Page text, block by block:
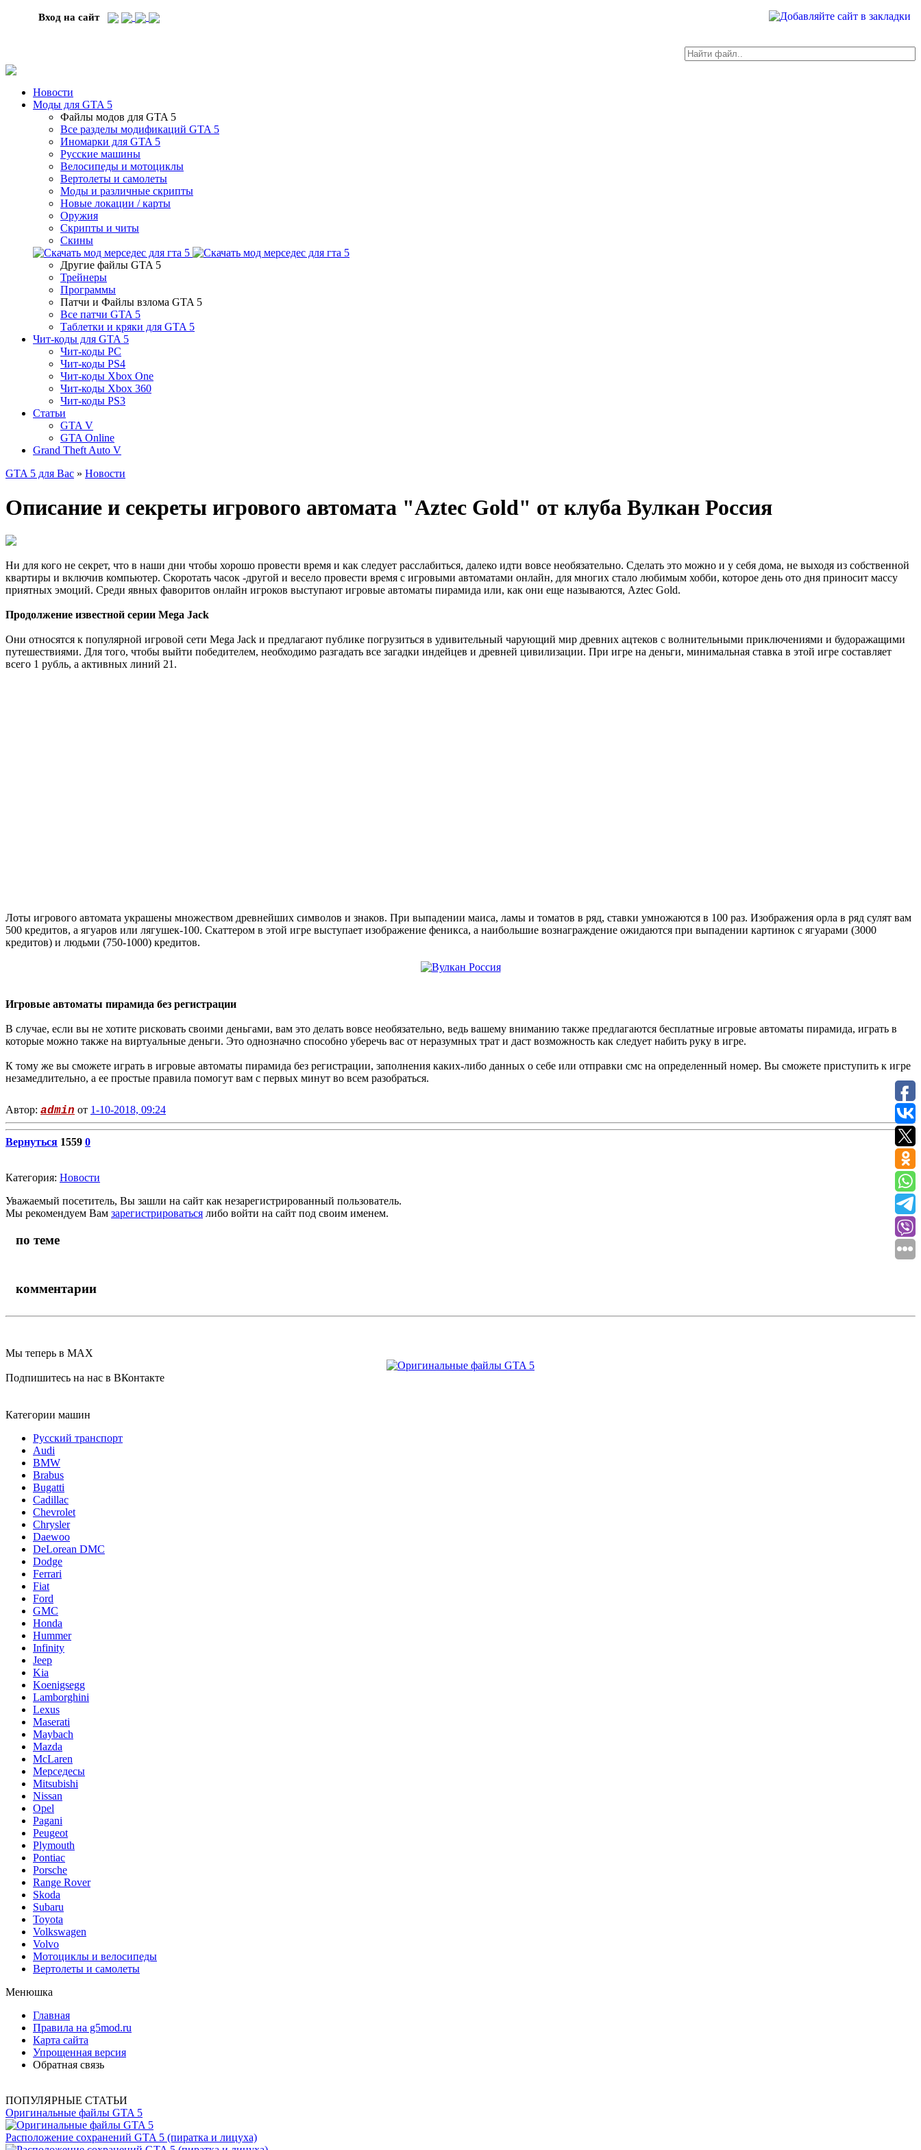
Вход на сайт
Новости
Моды для GTA 5
Файлы модов для GTA 5
Все разделы модификаций GTA 5
Иномарки для GTA 5
Русские машины
Велосипеды и мотоциклы
Вертолеты и самолеты
Моды и различные скрипты
Новые локации / карты
Оружия
Скрипты и читы
Скины
Другие файлы GTA 5
Трейнеры
Программы
Патчи и Файлы взлома GTA 5
Все патчи GTA 5
Таблетки и кряки для GTA 5
Чит-коды для GTA 5
Чит-коды PC
Чит-коды PS4
Чит-коды Xbox One
Чит-коды Xbox 360
Чит-коды PS3
Статьи
GTA V
GTA Online
Grand Theft Auto V
GTA 5 для Вас » Новости
Описание и секреты игрового автомата "Aztec Gold" от клуба Вулкан Россия
Ни для кого не секрет, что в наши дни чтобы хорошо провести время и как следует расслабиться, далеко идти вовсе необязательно. Сделать это можно и у себя дома, не выходя из собственной
квартиры и включив компьютер. Скоротать часок -другой и весело провести время с игровыми автоматами онлайн, для многих стало любимым хобби, которое день ото дня приносит массу
приятных эмоций. Среди явных фаворитов онлайн игроков выступают игровые автоматы пирамида или, как они еще называются, Aztec Gold.
Продолжение известной серии Mega Jack
Они относятся к популярной игровой сети Mega Jack и предлагают публике погрузиться в удивительный чарующий мир древних ацтеков с волнительными приключениями и будоражащими
путешествиями. Для того, чтобы выйти победителем, необходимо разгадать все загадки индейцев и древней цивилизации. При игре на деньги, минимальная ставка в этой игре составляет
всего 1 рубль, а активных линий 21.
Лоты игрового автомата украшены множеством древнейших символов и знаков. При выпадении маиса, ламы и томатов в ряд, ставки умножаются в 100 раз. Изображения орла в ряд сулят вам
500 кредитов, а ягуаров или лягушек-100. Скаттером в этой игре выступает изображение феникса, а наибольшие вознаграждение ожидаются при выпадении картинок с ягуарами (3000
кредитов) и людьми (750-1000) кредитов.
Игровые автоматы пирамида без регистрации
В случае, если вы не хотите рисковать своими деньгами, вам это делать вовсе необязательно, ведь вашему вниманию также предлагаются бесплатные игровые автоматы пирамида, играть в
которые можно также на виртуальные деньги. Это однозначно способно уберечь вас от неразумных трат и даст возможность как следует набить руку в игре.
К тому же вы сможете играть в игровые автоматы пирамида без регистрации, заполнения каких-либо данных о себе или отправки смс на определенный номер. Вы сможете приступить к игре
незамедлительно, а ее простые правила помогут вам с первых минут во всем разобраться.
Автор: admin от 1-10-2018, 09:24
Вернуться 1559 0
Категория: Новости
Уважаемый посетитель, Вы зашли на сайт как незарегистрированный пользователь.
Мы рекомендуем Вам зарегистрироваться либо войти на сайт под своим именем.
по теме
комментарии
Мы теперь в MAX
Подпишитесь на нас в ВКонтакте
Категории машин
Русский транспорт
Audi
BMW
Brabus
Bugatti
Cadillac
Chevrolet
Chrysler
Daewoo
DeLorean DMC
Dodge
Ferrari
Fiat
Ford
GMC
Honda
Hummer
Infinity
Jeep
Kia
Koenigsegg
Lamborghini
Lexus
Maserati
Maybach
Mazda
McLaren
Мерседесы
Mitsubishi
Nissan
Opel
Pagani
Peugeot
Plymouth
Pontiac
Porsche
Range Rover
Skoda
Subaru
Toyota
Volkswagen
Volvo
Мотоциклы и велосипеды
Вертолеты и самолеты
Менюшка
Главная
Правила на g5mod.ru
Карта сайта
Упрощенная версия
Обратная связь
ПОПУЛЯРНЫЕ СТАТЬИ
Оригинальные файлы GTA 5
Расположение сохранений GTA 5 (пиратка и лицуха)